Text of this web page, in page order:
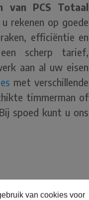
van cookies voor
van PCS Totaal
rekenen op goede
efficiëntie en
scherp tarief,
aan al uw eisen
met verschillende
timmerman of
spoed kunt u ons